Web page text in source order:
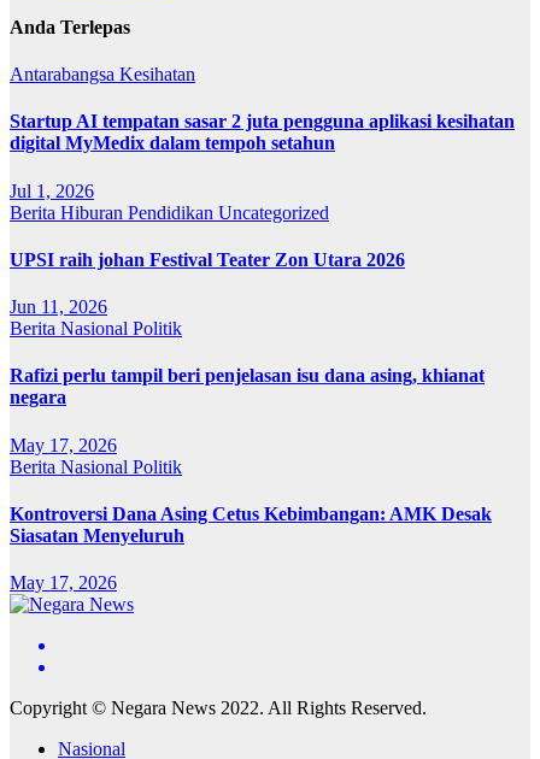
Anda Terlepas
Antarabangsa Kesihatan
Startup AI tempatan sasar 2 juta pengguna aplikasi kesihatan
digital MyMedix dalam tempoh setahun
Jul 1, 2026
Berita Hiburan Pendidikan Uncategorized
UPSI raih johan Festival Teater Zon Utara 2026
Jun 11, 2026
Berita Nasional Politik
Rafizi perlu tampil beri penjelasan isu dana asing, khianat
negara
May 17, 2026
Berita Nasional Politik
Kontroversi Dana Asing Cetus Kebimbangan: AMK Desak
Siasatan Menyeluruh
May 17, 2026
Copyright © Negara News 2022. All Rights Reserved.
Nasional